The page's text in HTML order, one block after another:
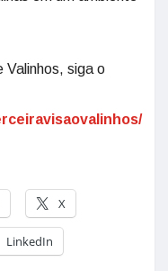
Valinhos, siga o
X
LinkedIn